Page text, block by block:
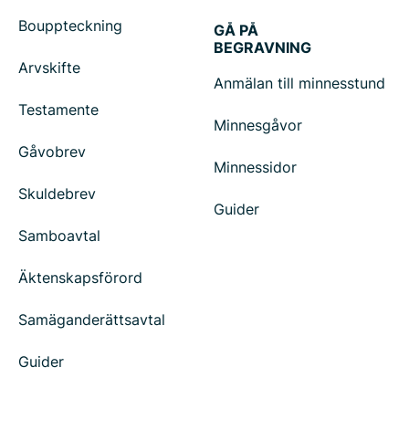
Bouppteckning
Arvskifte
Testamente
Gåvobrev
Skuldebrev
Samboavtal
Äktenskapsförord
Samäganderättsavtal
Guider
GÅ PÅ
BEGRAVNING
Anmälan till minnesstund
Minnesgåvor
Minnessidor
Guider